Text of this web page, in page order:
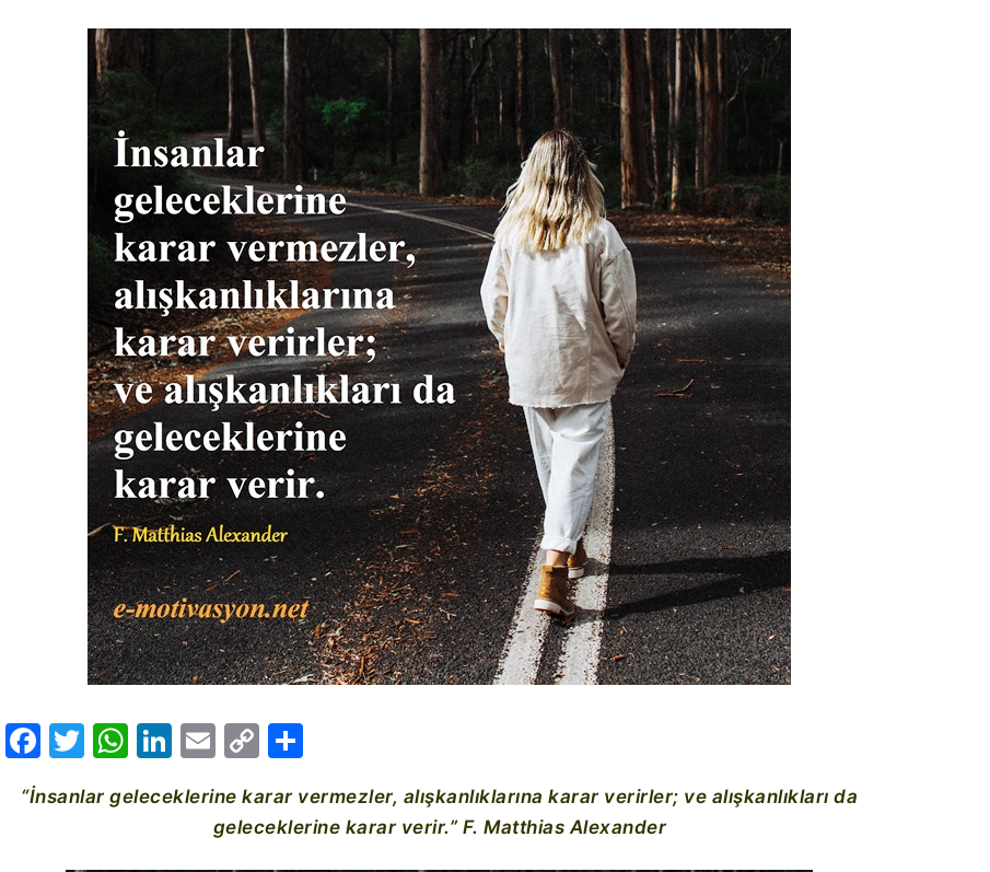
Facebook
Twitter
WhatsApp
LinkedIn
Email
CopyShare
“İnsanlar geleceklerine karar vermezler, alışkanlıklarına karar verirler; ve alışkanlıkları da
geleceklerine karar verir.” F. Matthias Alexander